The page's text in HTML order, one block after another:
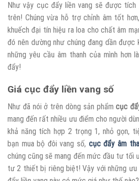
Như vậy cục đẩy liền vang sẽ được
trên! Chúng vừa hỗ trợ chỉnh âm tốt
khuếch đại tín hiệu ra loa cho chất âm
đó nên dường như chúng đang dần được
những yêu cầu âm thanh của mình hơn
đẩy!
Giá cục đẩy liền vang số
Như đã nói ở trên dòng sản phẩmcục
mang đến rất nhiều ưu điểm cho người
khả năng tích hợp 2 trọng 1, nhỏ gọn,
bạn mua bộ đôi vang số, cục đẩy âm
chúng cũng sẽ mang đến mức đầu tư tối
tư 2 thiết bị riêng biệt! Vậy với những